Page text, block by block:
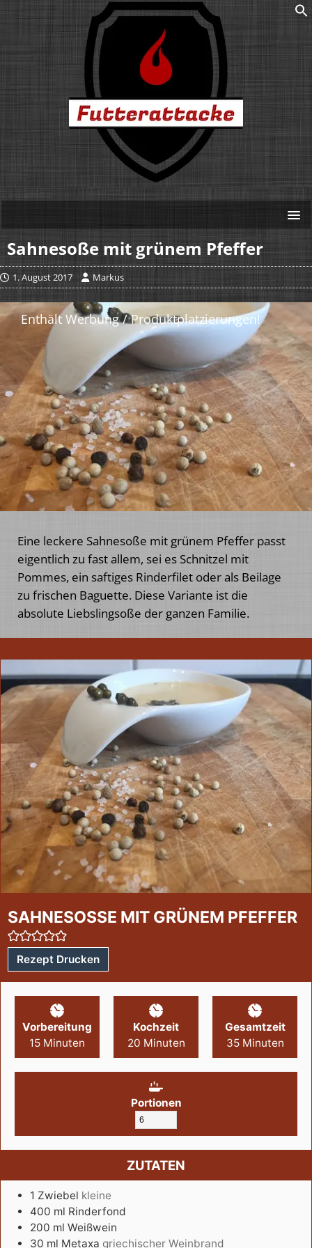
Sahnesoße mit grünem Pfeffer
1. August 2017 Markus
Eine leckere Sahnesoße mit grünem Pfeffer passt
eigentlich zu fast allem, sei es Schnitzel mit
Pommes, ein saftiges Rinderfilet oder als Beilage
zu frischen Baguette. Diese Variante ist die
absolute Liebslingsoße der ganzen Familie.
SAHNESOSSE MIT GRÜNEM PFEFFER
Rezept Drucken
Vorbereitung
15 Minuten
Kochzeit
20 Minuten
Gesamtzeit
35 Minuten
Portionen
ZUTATEN
1 Zwiebel kleine
400 ml Rinderfond
200 ml Weißwein
30 ml Metaxa griechischer Weinbrand